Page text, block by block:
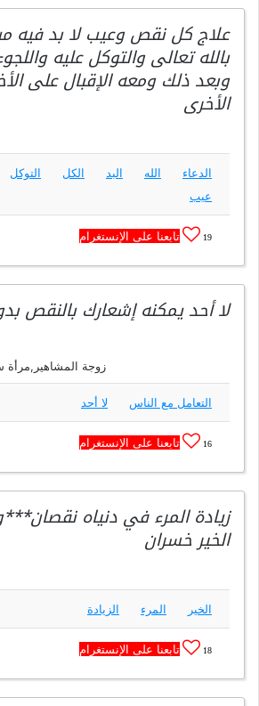
علاج كل نقص وعيب لا بد فيه
بالله تعالى والتوكل عليه
وبعد ذلك ومعه الإقبال على
الأخرى
الدعاء الله البد الكل التوكل
عيب
19 تابعنا على الإنستغرام
لا أحد يمكنه إشعارك بالنقص
زوجة المشاهير,مرأة سياسية
التعامل مع الناس لا أحد
16 تابعنا على الإنستغرام
زيادة المرء في دنياه
الخير خسران
الخير المرء الزيادة
18 تابعنا على الإنستغرام